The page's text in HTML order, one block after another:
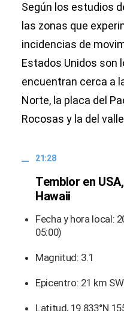
Según los estudios
las zonas que
incidencias de
Estados Unidos son
encuentran cerca a
Norte, la placa del
Rocosas y la del
21:28
Temblor en
Hawaii
Fecha y hora local:
05:00)
Magnitud: 3.1
Epicentro: 21 km
Latitud, 19.833°N